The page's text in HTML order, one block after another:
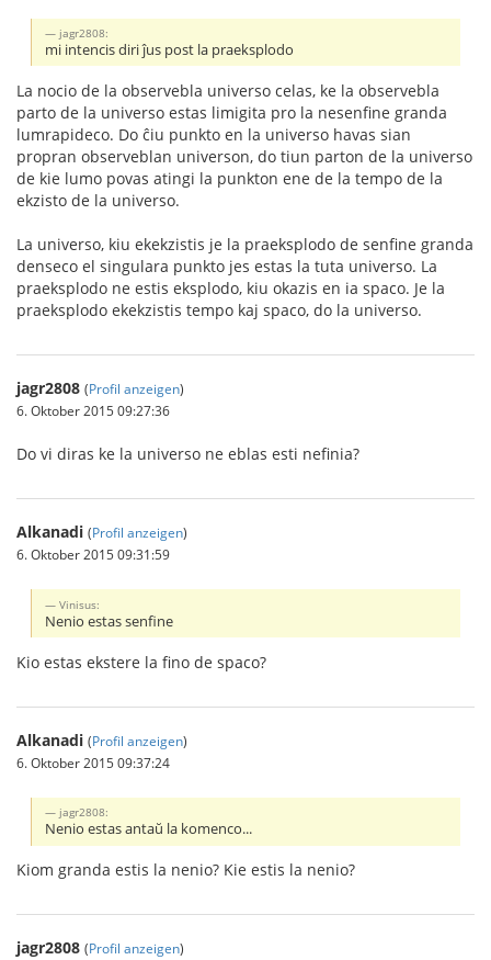
jagr2808:
mi intencis diri ĵus post la praeksplodo
La nocio de la observebla universo celas, ke la observebla
parto de la universo estas limigita pro la nesenfine granda
lumrapideco. Do ĉiu punkto en la universo havas sian
propran observeblan universon, do tiun parton de la universo
de kie lumo povas atingi la punkton ene de la tempo de la
ekzisto de la universo.
La universo, kiu ekekzistis je la praeksplodo de senfine granda
denseco el singulara punkto jes estas la tuta universo. La
praeksplodo ne estis eksplodo, kiu okazis en ia spaco. Je la
praeksplodo ekekzistis tempo kaj spaco, do la universo.
jagr2808 (Profil anzeigen)
6. Oktober 2015 09:27:36
Do vi diras ke la universo ne eblas esti nefinia?
Alkanadi (Profil anzeigen)
6. Oktober 2015 09:31:59
Vinisus:
Nenio estas senfine
Kio estas ekstere la fino de spaco?
Alkanadi (Profil anzeigen)
6. Oktober 2015 09:37:24
jagr2808:
Nenio estas antaŭ la komenco...
Kiom granda estis la nenio? Kie estis la nenio?
jagr2808 (Profil anzeigen)